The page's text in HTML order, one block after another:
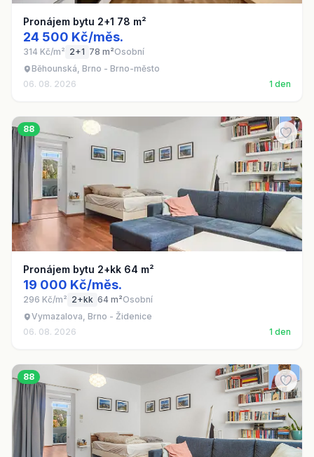
Pronájem bytu 2+1 78 m²
24 500 Kč/měs.
314 Kč/m² 2+1 78 m²Osobní
Běhounská, Brno - Brno-město
06. 08. 2026
1 den
88
Pronájem bytu 2+kk 64 m²
19 000 Kč/měs.
296 Kč/m² 2+kk 64 m²Osobní
Vymazalova, Brno - Židenice
06. 08. 2026
1 den
88